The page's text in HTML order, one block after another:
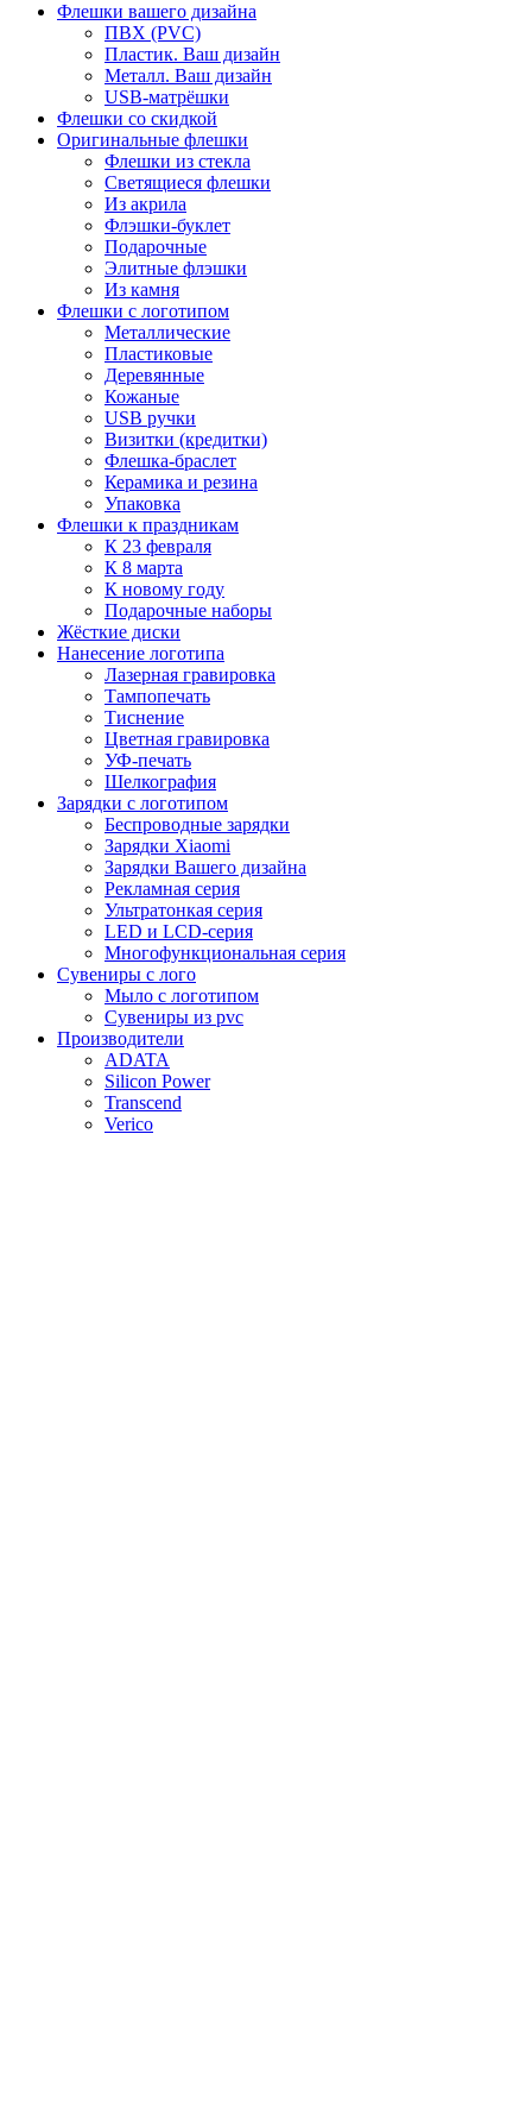
Флешки вашего дизайна
ПВХ (PVC)
Пластик. Ваш дизайн
Металл. Ваш дизайн
USB-матрёшки
Флешки со скидкой
Оригинальные флешки
Флешки из стекла
Светящиеся флешки
Из акрила
Флэшки-буклет
Подарочные
Элитные флэшки
Из камня
Флешки с логотипом
Металлические
Пластиковые
Деревянные
Кожаные
USB ручки
Визитки (кредитки)
Флешка-браслет
Керамика и резина
Упаковка
Флешки к праздникам
К 23 февраля
К 8 марта
К новому году
Подарочные наборы
Жёсткие диски
Нанесение логотипа
Лазерная гравировка
Тампопечать
Тиснение
Цветная гравировка
УФ-печать
Шелкография
Зарядки с логотипом
Беспроводные зарядки
Зарядки Xiaomi
Зарядки Вашего дизайна
Рекламная серия
Ультратонкая серия
LED и LCD-серия
Многофункциональная серия
Сувениры с лого
Мыло с логотипом
Сувениры из pvc
Производители
ADATA
Silicon Power
Transcend
Verico